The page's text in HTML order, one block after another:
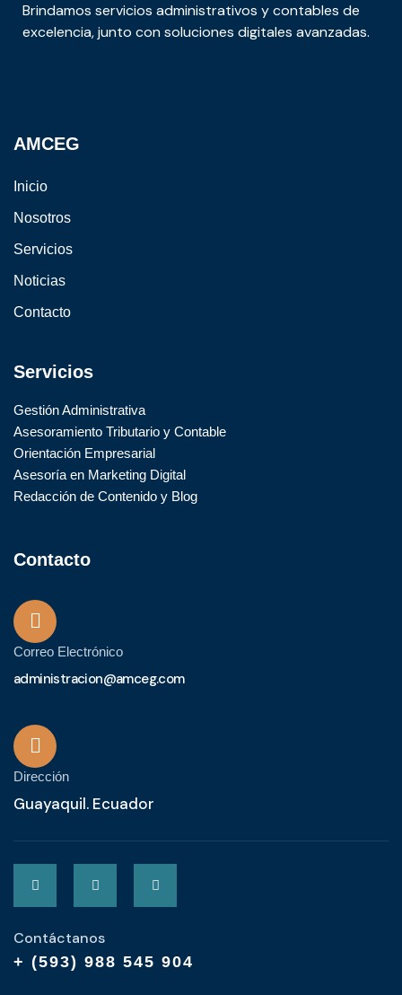
Brindamos servicios administrativos y contables de
excelencia, junto con soluciones digitales avanzadas.
AMCEG
Inicio
Nosotros
Servicios
Noticias
Contacto
Servicios
Gestión Administrativa
Asesoramiento Tributario y Contable
Orientación Empresarial
Asesoría en Marketing Digital
Redacción de Contenido y Blog
Contacto
Correo Electrónico
administracion@amceg.com
Dirección
Guayaquil. Ecuador
Contáctanos
+ (593) 988 545 904